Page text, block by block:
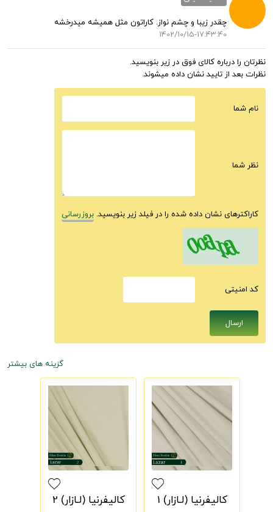
چقدر زیبا و چشم نواز. کاراتون مثل همیشه میدرخشه
1402/10/15-17:43:40
نظرتان را درباره کالای فوق در زیر بنویسید.
نظرات بعد از تایید نشان داده میشوند.
نام شما
نظر شما
کاراکترهای نشان داده شده را در فیلد زیر بنویسید. بروزرسانی
كد امنيتى
گزینه های بیشتر
کالیفرنیا (لـازار) 1 کالیفرنیا (لـازار) 2